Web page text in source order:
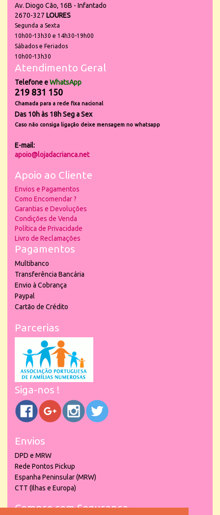
Av. Diogo Cão, 16B - Infantado
2670-327 LOURES
Segunda a Sexta
10h00-13h30 e 14h30-19h00
Sábados e Feriados
10h00-13h30
Atendimento Geral
Telefone eWhatsApp
219 831 150
Chamada para a rede fixa nacional
Das 10h às 18h Seg a Sex
Caso não consiga ligação deixe mensagem no whatsapp
E-mail:
apoio@lojadacrianca.net
Apoio ao Cliente
Envios e Pagamentos
Como Encomendar ?
Garantias e Devoluções
Condições de Venda
Política de Privacidade
Livro de Reclamações
Pagamentos
Multibanco
Transferência Bancária
Envio à Cobrança
Paypal
Cartão de Crédito
Parcerias
Siga-nos !
Envios
DPD e MRW
Rede Pontos Pickup
Espanha Peninsular (MRW)
CTT (Ilhas e Europa)
Compre com Segurança